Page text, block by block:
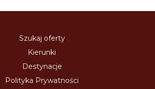
Szukaj oferty
Kierunki
Destynacje
Polityka Prywatności